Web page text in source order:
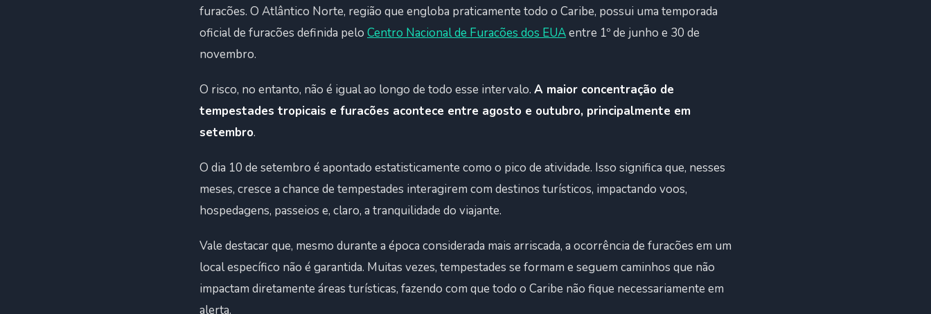
furacões. O Atlântico Norte, região que engloba praticamente todo o Caribe, possui uma temporada
oficial de furacões definida pelo Centro Nacional de Furacões dos EUAentre 1º de junho e 30 de
novembro.
O risco, no entanto, não é igual ao longo de todo esse intervalo. A maior concentração de
tempestades tropicais e furacões acontece entre agosto e outubro, principalmente em
setembro.
O dia 10 de setembro é apontado estatisticamente como o pico de atividade. Isso significa que, nesses
meses, cresce a chance de tempestades interagirem com destinos turísticos, impactando voos,
hospedagens, passeios e, claro, a tranquilidade do viajante.
Vale destacar que, mesmo durante a época considerada mais arriscada, a ocorrência de furacões em um
local específico não é garantida. Muitas vezes, tempestades se formam e seguem caminhos que não
impactam diretamente áreas turísticas, fazendo com que todo o Caribe não fique necessariamente em
alerta.